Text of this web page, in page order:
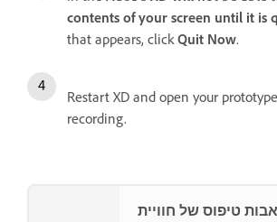
contents of your screen until it is
that appears, clickQuit Now.
Restart XD and open your
recording.
טיפוס של חוויית